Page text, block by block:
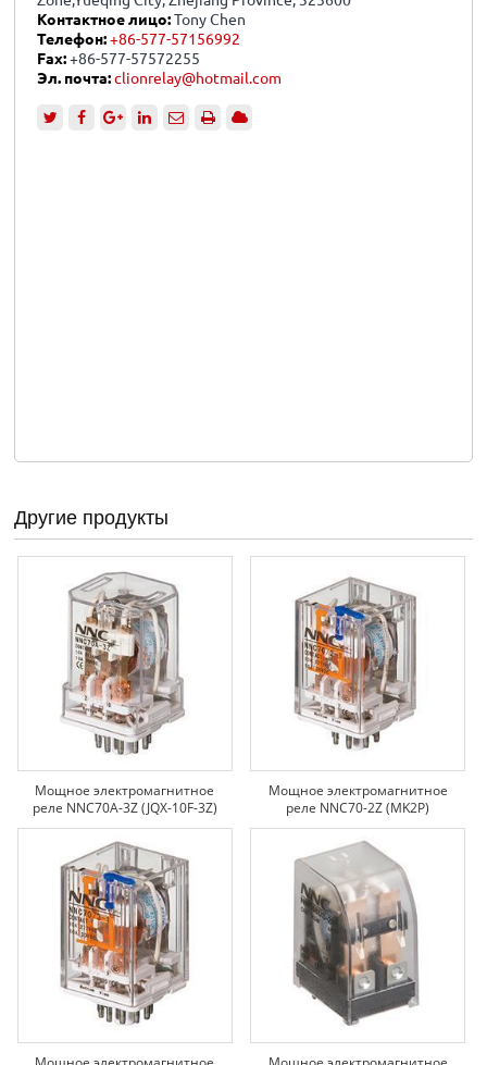
Контактное лицо:Tony Chen
Телефон: +86-577-57156992
Fax:+86-577-57572255
Эл. почта: clionrelay@hotmail.com
Другие продукты
Мощное электромагнитное
реле NNC70A-3Z (JQX-10F-3Z)
Мощное электромагнитное
реле NNC70-2Z (MK2P)